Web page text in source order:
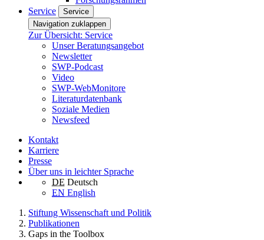
Service
Service
Navigation zuklappen
Zur Übersicht: Service
Unser Beratungsangebot
Newsletter
SWP-Podcast
Video
SWP-WebMonitore
Literaturdatenbank
Soziale Medien
Newsfeed
Kontakt
Karriere
Presse
Über uns in leichter Sprache
DE Deutsch
EN English
Stiftung Wissenschaft und Politik
Publikationen
Gaps in the Toolbox